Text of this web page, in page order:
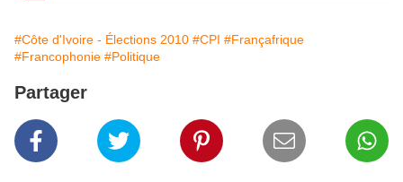
#Côte d'Ivoire - Élections 2010 #CPI #Françafrique
#Francophonie #Politique
Partager